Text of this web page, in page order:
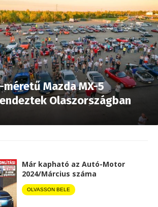
Mazda MX-5
Olaszországban
Már kapható az Autó-Motor
2024/Március száma
OLVASSON BELE